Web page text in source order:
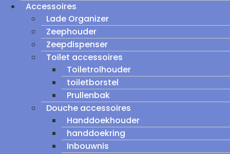
Accessoires
Lade Organizer
Zeephouder
Zeepdispenser
Toilet accessoires
Toiletrolhouder
toiletborstel
Prullenbak
Douche accessoires
Handdoekhouder
handdoekring
Inbouwnis